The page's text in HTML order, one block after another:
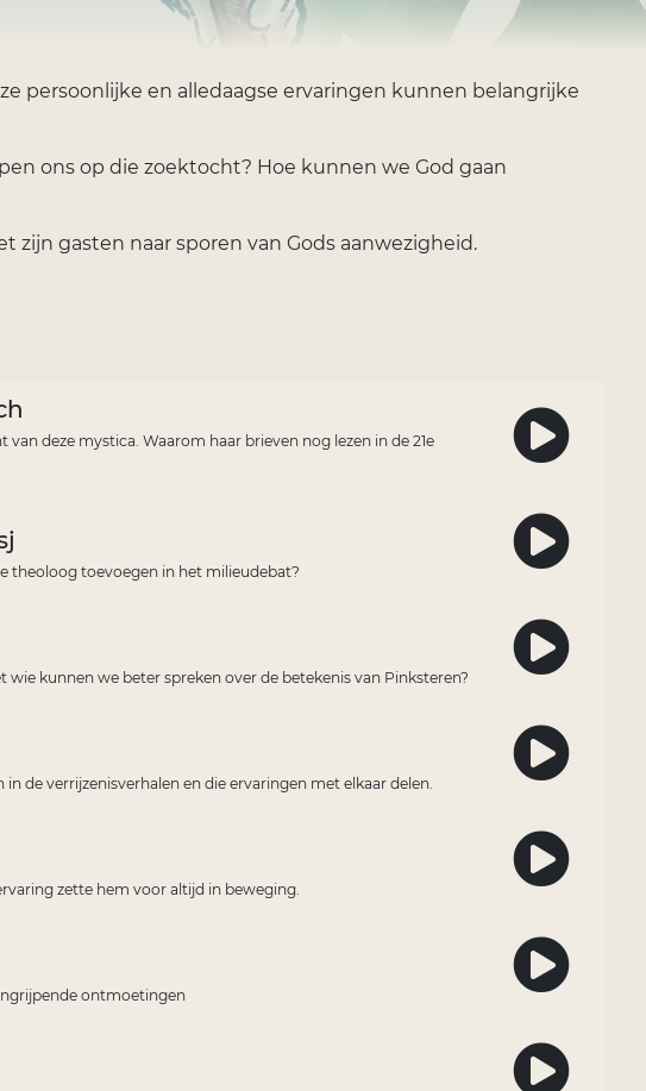
persoonlijke en alledaagse ervaringen kunnen belangrijke
ons op die zoektocht? Hoe kunnen we God gaan
zijn gasten naar sporen van Gods aanwezigheid.
deze mystica. Waarom haar brieven nog lezen in de 21e
theoloog toevoegen in het milieudebat?
kunnen we beter spreken over de betekenis van Pinksteren?
de verrijzenisverhalen en die ervaringen met elkaar delen.
zette hem voor altijd in beweging.
ontmoetingen